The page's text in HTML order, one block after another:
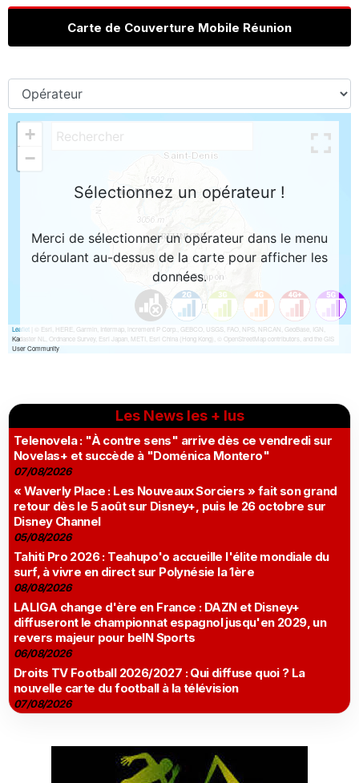
Carte de Couverture Mobile Réunion
Les News les + lus
Telenovela : "À contre sens" arrive dès ce vendredi sur
Novelas+ et succède à "Doménica Montero"
07/08/2026
« Waverly Place : Les Nouveaux Sorciers » fait son grand
retour dès le 5 août sur Disney+, puis le 26 octobre sur
Disney Channel
05/08/2026
Tahiti Pro 2026 : Teahupo'o accueille l'élite mondiale du
surf, à vivre en direct sur Polynésie la 1ère
08/08/2026
LALIGA change d'ère en France : DAZN et Disney+
diffuseront le championnat espagnol jusqu'en 2029, un
revers majeur pour beIN Sports
06/08/2026
Droits TV Football 2026/2027 : Qui diffuse quoi ? La
nouvelle carte du football à la télévision
07/08/2026